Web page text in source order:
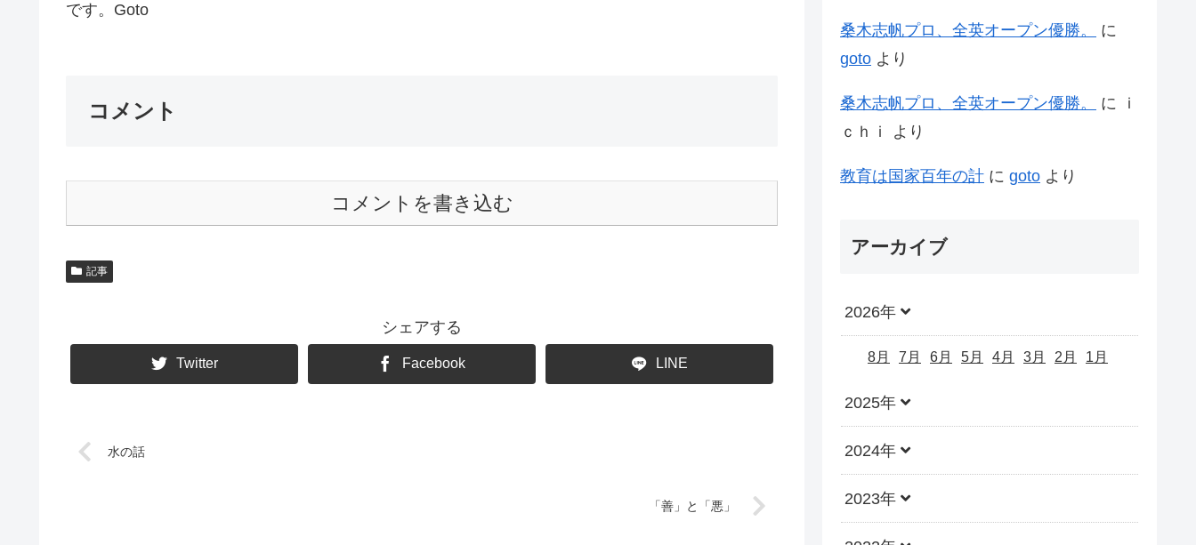
です。Goto
コメント
コメントを書き込む
記事
シェアする
Twitter Facebook LINE
水の話
「善」と「悪」
桑木志帆プロ、全英オープン優勝。
に
goto より
桑木志帆プロ、全英オープン優勝。 に
ｉ
ｃｈｉ
より
教育は国家百年の計 に goto より
アーカイブ
2026年
8月 7月 6月 5月 4月 3月 2月 1月
2025年
2024年
2023年